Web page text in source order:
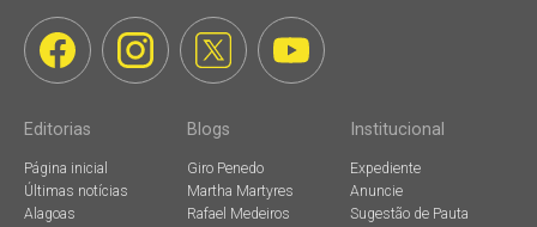
Editorias
Página inicial
Últimas notícias
Alagoas
Blogs
Giro Penedo
Martha Martyres
Rafael Medeiros
Institucional
Expediente
Anuncie
Sugestão de Pauta